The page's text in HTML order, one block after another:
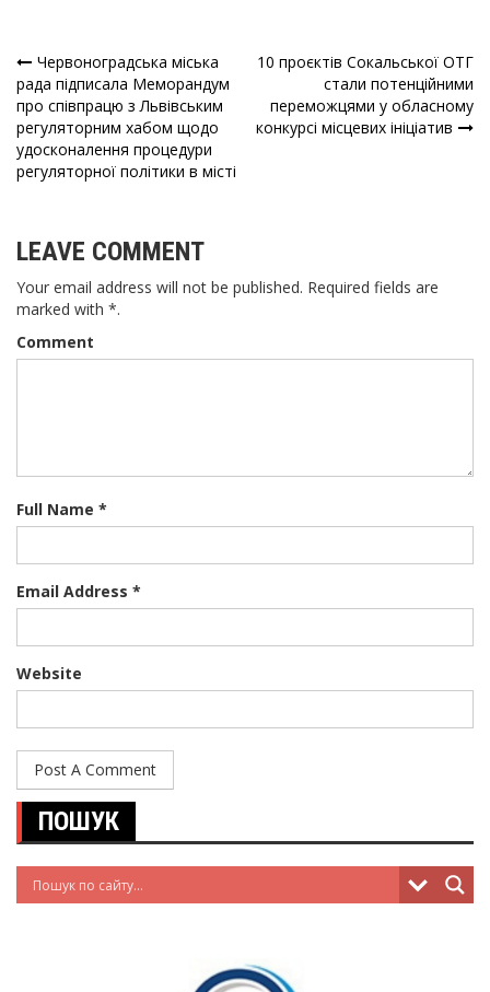
Навігація
записів
Червоноградська міська
рада підписала Меморандум
про співпрацю з Львівським
регуляторним хабом щодо
удосконалення процедури
регуляторної політики в місті
10 проєктів Сокальської ОТГ
стали потенційними
переможцями у обласному
конкурсі місцевих ініціатив
LEAVE COMMENT
Your email address will not be published. Required fields are
marked with *.
Comment
Full Name *
Email Address *
Website
ПОШУК